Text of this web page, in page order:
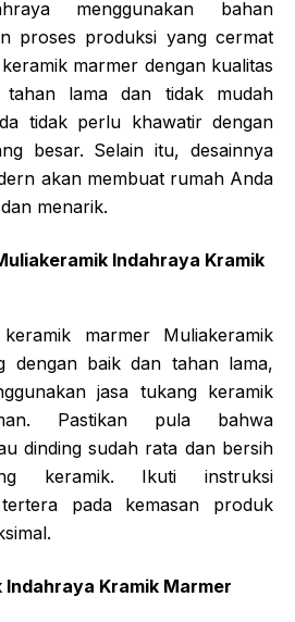
menggunakan bahan
proses produksi yang cermat
marmer dengan kualitas
lama dan tidak mudah
tidak perlu khawatir dengan
besar. Selain itu, desainnya
akan membuat rumah Anda
menarik.
Indahraya Kramik
marmer Muliakeramik
dengan baik dan tahan lama,
jasa tukang keramik
Pastikan pula bahwa
dinding sudah rata dan bersih
keramik. Ikuti instruksi
pada kemasan produk
Kramik Marmer